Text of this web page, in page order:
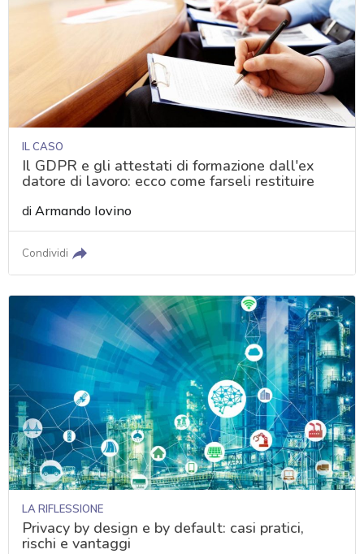
IL CASO
Il GDPR e gli attestati di formazione dall'ex
datore di lavoro: ecco come farseli restituire
diArmando Iovino
Condividi
LA RIFLESSIONE
Privacy by design e by default: casi pratici,
rischi e vantaggi